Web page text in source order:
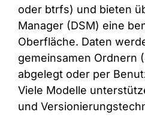
oder btrfs) und bieten
Manager (DSM) eine
Oberfläche. Daten
gemeinsamen Ordnern
abgelegt oder per
Viele Modelle
und